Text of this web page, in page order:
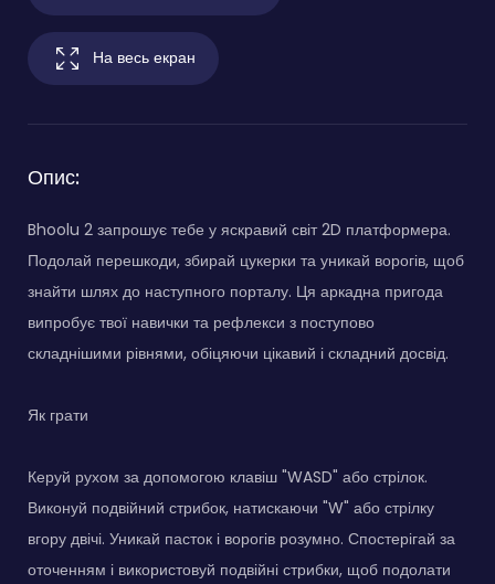
На весь екран
Опис:
Bhoolu 2 запрошує тебе у яскравий світ 2D платформера.
Подолай перешкоди, збирай цукерки та уникай ворогів, щоб
знайти шлях до наступного порталу. Ця аркадна пригода
випробує твої навички та рефлекси з поступово
складнішими рівнями, обіцяючи цікавий і складний досвід.
Як грати
Керуй рухом за допомогою клавіш "WASD" або стрілок.
Виконуй подвійний стрибок, натискаючи "W" або стрілку
вгору двічі. Уникай пасток і ворогів розумно. Спостерігай за
оточенням і використовуй подвійні стрибки, щоб подолати